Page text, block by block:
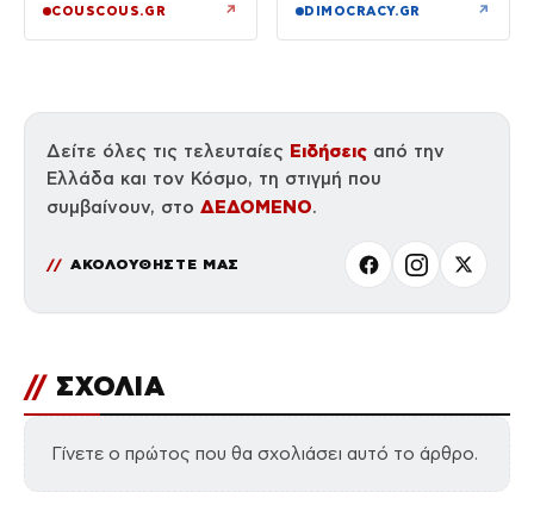
COUSCOUS.GR ↗ DIMOCRACY.GR ↗
Δείτε όλες τις τελευταίες Ειδήσεις από την
Ελλάδα και τον Κόσμο, τη στιγμή που
συμβαίνουν, στο ΔΕΔΟΜΕΝΟ.
ΑΚΟΛΟΥΘΗΣΤΕ ΜΑΣ
// ΣΧΟΛΙΑ
Γίνετε ο πρώτος που θα σχολιάσει αυτό το άρθρο.